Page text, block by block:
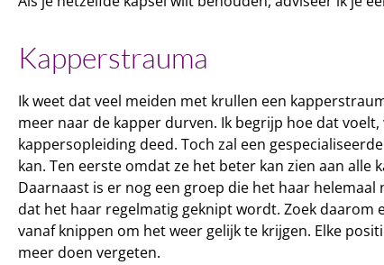
Kapperstrauma
Ik weet dat veel meiden met krullen een
meer naar de kapper durven. Ik begrijp hoe dat
kappersopleiding deed. Toch zal een
kan. Ten eerste omdat ze het beter kan zien aan
Daarnaast is er nog een groep die het haar
dat het haar regelmatig geknipt wordt. Zoek daarom
vanaf knippen om het weer gelijk te krijgen. Elke
meer doen vergeten.